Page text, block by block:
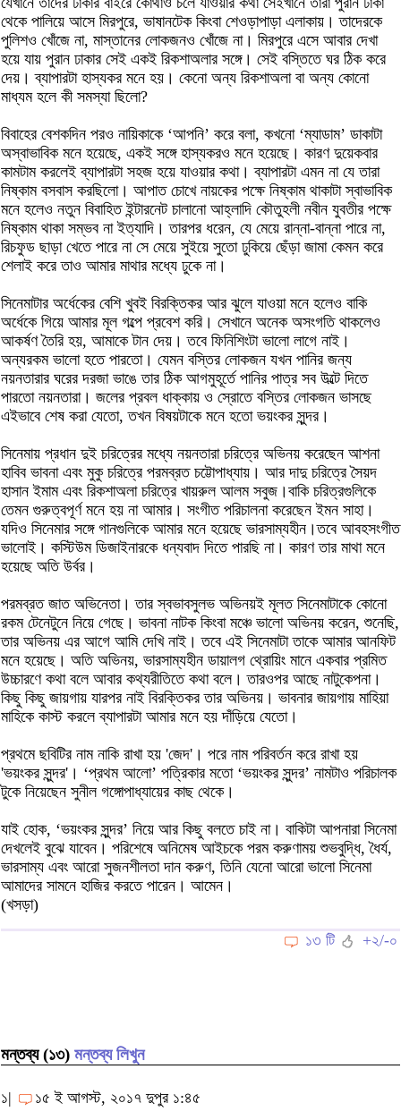
থেকে পালিয়ে আসে মিরপুরে, ভাষানটেক কিংবা শেওড়াপাড়া এলাকায়। তাদেরকে
পুলিশও খোঁজে না, মাস্তানের লোকজনও খোঁজে না। মিরপুরে এসে আবার দেখা
হয়ে যায় পুরান ঢাকার সেই একই রিকশাঅলার সঙ্গে। সেই বস্তিতে ঘর ঠিক করে
দেয়। ব্যাপারটা হাস্যকর মনে হয়। কেনো অন্য রিকশাঅলা বা অন্য কোনো
মাধ্যম হলে কী সমস্যা ছিলো?
বিবাহের বেশকদিন পরও নায়িকাকে ‘আপনি’ করে বলা, কখনো ‘ম্যাডাম’ ডাকাটা
অস্বাভাবিক মনে হয়েছে, একই সঙ্গে হাস্যকরও মনে হয়েছে। কারণ দুয়েকবার
কামটাম করলেই ব্যাপারটা সহজ হয়ে যাওয়ার কথা। ব্যাপারটা এমন না যে তারা
নিষ্কাম বসবাস করছিলো। আপাত চোখে নায়কের পক্ষে নিষ্কাম থাকাটা স্বাভাবিক
মনে হলেও নতুন বিবাহিত ইন্টারনেট চালানো আহ্লাদি কৌতুহলী নবীন যুবতীর পক্ষে
নিষ্কাম থাকা সম্ভব না ইত্যাদি। তারপর ধরেন, যে মেয়ে রান্না-বান্না পারে না,
রিচফুড ছাড়া খেতে পারে না সে মেয়ে সুইয়ে সুতো ঢুকিয়ে ছেঁড়া জামা কেমন করে
শেলাই করে তাও আমার মাথার মধ্যে ঢুকে না।
সিনেমাটার অর্ধেকের বেশি খুবই বিরক্তিকর আর ঝুলে যাওয়া মনে হলেও বাকি
অর্ধেকে গিয়ে আমার মূল গল্পে প্রবেশ করি। সেখানে অনেক অসংগতি থাকলেও
আকর্ষণ তৈরি হয়, আমাকে টান দেয়। তবে ফিনিশিংটা ভালো লাগে নাই।
অন্যরকম ভালো হতে পারতো। যেমন বস্তির লোকজন যখন পানির জন্য
নয়নতারার ঘরের দরজা ভাঙে তার ঠিক আগমুহূর্তে পানির পাত্র সব উল্টে দিতে
পারতো নয়নতারা। জলের প্রবল ধাক্কায় ও স্রোতে বস্তির লোকজন ভাসছে
এইভাবে শেষ করা যেতো, তখন বিষয়টাকে মনে হতো ভয়ংকর সুন্দর।
সিনেমায় প্রধান দুই চরিত্রের মধ্যে নয়নতারা চরিত্রে অভিনয় করেছেন আশনা
হাবিব ভাবনা এবং মুকু চরিত্রে পরমব্রত চট্টোপাধ্যায়। আর দাদু চরিত্রে সৈয়দ
হাসান ইমাম এবং রিকশাঅলা চরিত্রে খায়রুল আলম সবুজ।বাকি চরিত্রগুলিকে
তেমন গুরুত্বপূর্ণ মনে হয় না আমার। সংগীত পরিচালনা করেছেন ইমন সাহা।
যদিও সিনেমার সঙ্গে গানগুলিকে আমার মনে হয়েছে ভারসাম্যহীন।তবে আবহসংগীত
ভালোই। কস্টিউম ডিজাইনারকে ধন্যবাদ দিতে পারছি না। কারণ তার মাথা মনে
হয়েছে অতি উর্বর।
পরমব্রত জাত অভিনেতা। তার স্বভাবসুলভ অভিনয়ই মূলত সিনেমাটাকে কোনো
রকম টেনেটুনে নিয়ে গেছে। ভাবনা নাটক কিংবা মঞ্চে ভালো অভিনয় করেন, শুনেছি,
তার অভিনয় এর আগে আমি দেখি নাই। তবে এই সিনেমাটা তাকে আমার আনফিট
মনে হয়েছে। অতি অভিনয়, ভারসাম্যহীন ডায়ালগ থ্রোয়িং মানে একবার প্রমিত
উচ্চারণে কথা বলে আবার কথ্যরীতিতে কথা বলে। তারওপর আছে নাটুকেপনা।
কিছু কিছু জায়গায় যারপর নাই বিরক্তিকর তার অভিনয়। ভাবনার জায়গায় মাহিয়া
মাহিকে কাস্ট করলে ব্যাপারটা আমার মনে হয় দাঁড়িয়ে যেতো।
প্রথমে ছবিটির নাম নাকি রাখা হয় 'জেদ'। পরে নাম পরিবর্তন করে রাখা হয়
'ভয়ংকর সুন্দর'। ‘প্রথম আলো’ পত্রিকার মতো ‘ভয়ংকর সুন্দর’ নামটাও পরিচালক
টুকে নিয়েছেন সুনীল গঙ্গোপাধ্যায়ের কাছ থেকে।
যাই হোক, ‘ভয়ংকর সুন্দর’ নিয়ে আর কিছু বলতে চাই না। বাকিটা আপনারা সিনেমা
দেখলেই বুঝে যাবেন। পরিশেষে অনিমেষ আইচকে পরম করুণাময় শুভবুদ্ধি, ধৈর্য,
ভারসাম্য এবং আরো সুজনশীলতা দান করুণ, তিনি যেনো আরো ভালো সিনেমা
আমাদের সামনে হাজির করতে পারেন। আমেন।
(খসড়া)
১৩ টি
+২/-০
মন্তব্য (১৩) মন্তব্য লিখুন
১|
১৫ ই আগস্ট, ২০১৭ দুপুর ১:৪৫